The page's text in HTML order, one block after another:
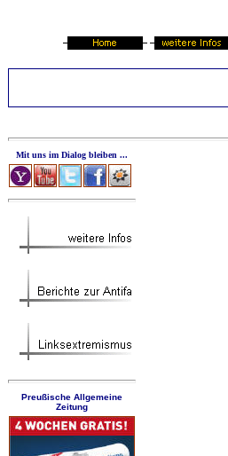
Mit uns im Dialog bleiben ...
Preußische Allgemeine
Zeitung